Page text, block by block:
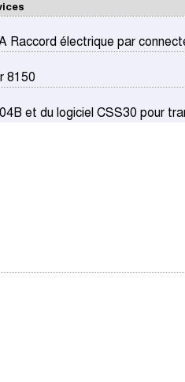
Raccord électrique par
8150
et du logiciel CSS30 pour